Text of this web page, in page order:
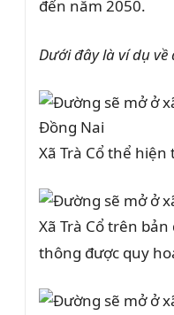
đến năm 2050.
Dưới đây là ví dụ
Xã Trà Cổ thể
Xã Trà Cổ trên
thông được quy